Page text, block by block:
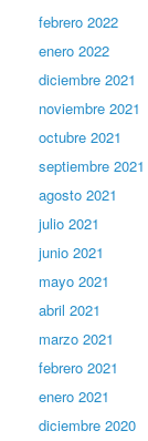
febrero 2022
enero 2022
diciembre 2021
noviembre 2021
octubre 2021
septiembre 2021
agosto 2021
julio 2021
junio 2021
mayo 2021
abril 2021
marzo 2021
febrero 2021
enero 2021
diciembre 2020